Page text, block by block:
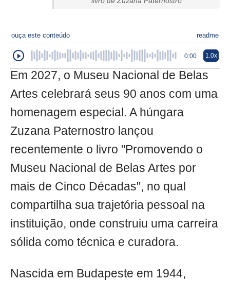
ouça este conteúdo readme
0:00 1.0x
Em 2027, o Museu Nacional de Belas
Artes celebrará seus 90 anos com uma
homenagem especial. A húngara
Zuzana Paternostro lançou
recentemente o livro "Promovendo o
Museu Nacional de Belas Artes por
mais de Cinco Décadas", no qual
compartilha sua trajetória pessoal na
instituição, onde construiu uma carreira
sólida como técnica e curadora.
Nascida em Budapeste em 1944,